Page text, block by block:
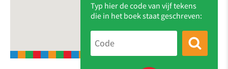
Typ hier de code van vijf tekens
die in het boek staat geschreven: